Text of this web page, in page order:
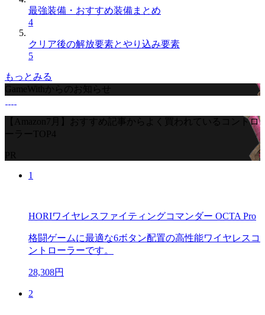
最強装備・おすすめ装備まとめ
4
クリア後の解放要素とやり込み要素
5
もっとみる
GameWithからのお知らせ
【Amazon7月】おすすめ記事からよく買われているコントロ
ーラーTOP4
PR
1
HORIワイヤレスファイティングコマンダー OCTA Pro
格闘ゲームに最適な6ボタン配置の高性能ワイヤレスコ
ントローラーです。
28,308円
2